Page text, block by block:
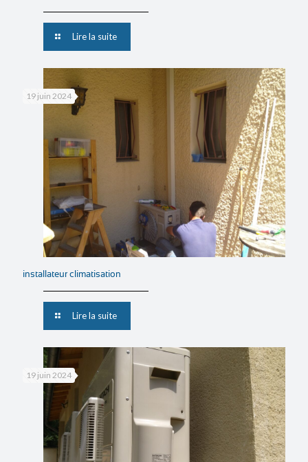
Lire la suite
19 juin 2024
installateur climatisation
Lire la suite
19 juin 2024